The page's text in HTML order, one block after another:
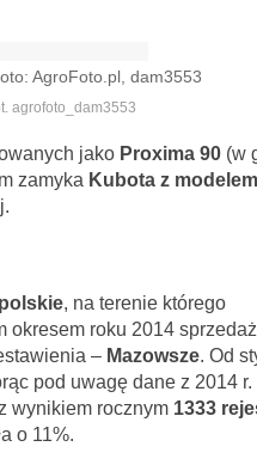
AgroFoto.pl, dam3553
agrofoto_dam3553
jako Proxima 90(w
zamyka Kubota z
, na terenie którego
roku 2014 sprzedaż
– Mazowsze. Od
pod uwagę dane z 2014
wynikiem rocznym 1333
o 11%.